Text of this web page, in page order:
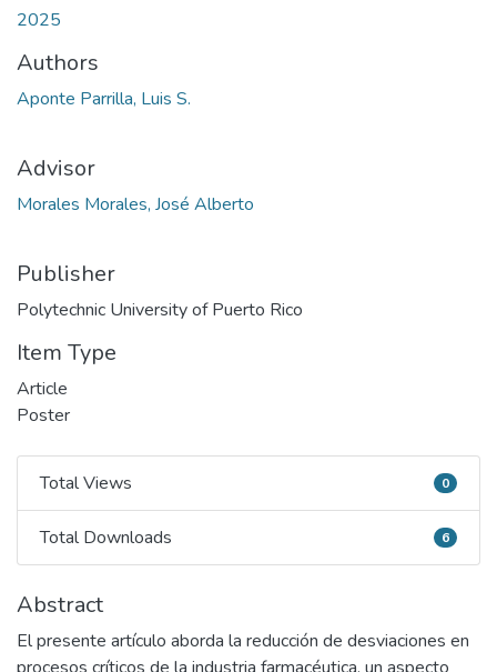
2025
Authors
Aponte Parrilla, Luis S.
Advisor
Morales Morales, José Alberto
Publisher
Polytechnic University of Puerto Rico
Item Type
Article
Poster
Total Views
Total Views 0
Total Downloads
Total Downloads 6
Abstract
El presente artículo aborda la reducción de desviaciones en